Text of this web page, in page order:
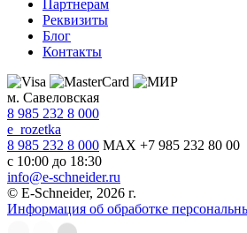
Партнерам
Реквизиты
Блог
Контакты
м. Савеловская
8 985 232 8 000
e_rozetka
8 985 232 8 000 MAX +7 985 232 80 00
с 10:00 до 18:30
info@e-schneider.ru
© E-Schneider, 2026 г.
Информация об обработке